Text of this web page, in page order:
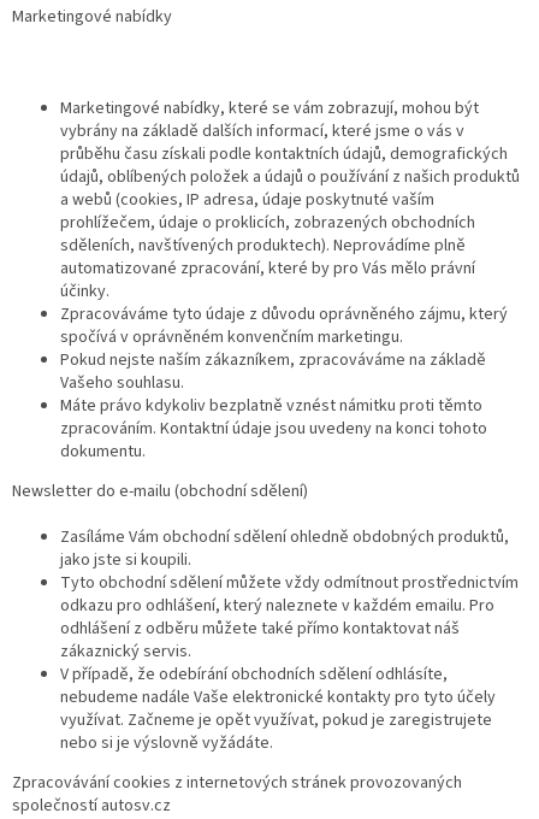
Marketingové nabídky
Marketingové nabídky, které se vám zobrazují, mohou být
vybrány na základě dalších informací, které jsme o vás v
průběhu času získali podle kontaktních údajů, demografických
údajů, oblíbených položek a údajů o používání z našich produktů
a webů (cookies, IP adresa, údaje poskytnuté vaším
prohlížečem, údaje o proklicích, zobrazených obchodních
sděleních, navštívených produktech). Neprovádíme plně
automatizované zpracování, které by pro Vás mělo právní
účinky.
Zpracováváme tyto údaje z důvodu oprávněného zájmu, který
spočívá v oprávněném konvenčním marketingu.
Pokud nejste naším zákazníkem, zpracováváme na základě
Vašeho souhlasu.
Máte právo kdykoliv bezplatně vznést námitku proti těmto
zpracováním. Kontaktní údaje jsou uvedeny na konci tohoto
dokumentu.
Newsletter do e-mailu (obchodní sdělení)
Zasíláme Vám obchodní sdělení ohledně obdobných produktů,
jako jste si koupili.
Tyto obchodní sdělení můžete vždy odmítnout prostřednictvím
odkazu pro odhlášení, který naleznete v každém emailu. Pro
odhlášení z odběru můžete také přímo kontaktovat náš
zákaznický servis.
V případě, že odebírání obchodních sdělení odhlásíte,
nebudeme nadále Vaše elektronické kontakty pro tyto účely
využívat. Začneme je opět využívat, pokud je zaregistrujete
nebo si je výslovně vyžádáte.
Zpracovávání cookies z internetových stránek provozovaných
společností autosv.cz